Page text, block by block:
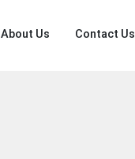
About Us Contact Us